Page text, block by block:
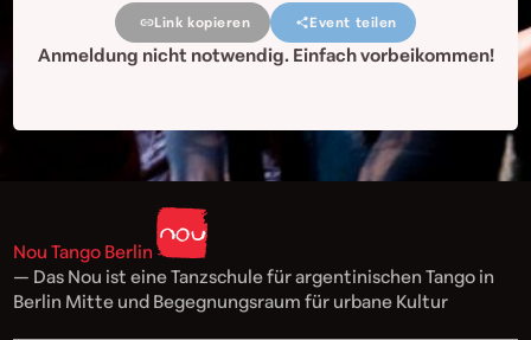
Link kopieren Event teilen
Anmeldung nicht notwendig. Einfach vorbeikommen!
Nou Tango Berlin
— Das Nou ist eine Tanzschule für argentinischen Tango in
Berlin Mitte und Begegnungsraum für urbane Kultur